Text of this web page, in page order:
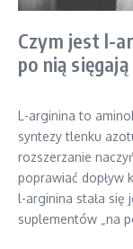
Czym jest l-
po nią sięgają
L-arginina to
syntezy tlenku
rozszerzanie
poprawiać dopływ
l-arginina stała się
suplementów „na